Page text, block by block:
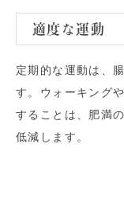
適度な運動
定期的な運動は、
す。ウォーキング
することは、肥満
低減します。